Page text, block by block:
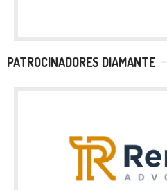
PATROCINADORES DIAMANTE